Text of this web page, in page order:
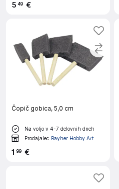
5 49 €
Čopič gobica, 5,0 cm
Na voljo v 4-7 delovnih dneh
Prodajalec Rayher Hobby Art
1 99 €